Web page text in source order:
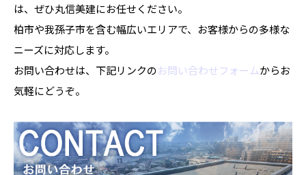
は、ぜひ丸信美建にお任せください。
柏市や我孫子市を含む幅広いエリアで、お客様からの多様な
ニーズに対応します。
お問い合わせは、下記リンクのお問い合わせフォームからお
気軽にどうぞ。